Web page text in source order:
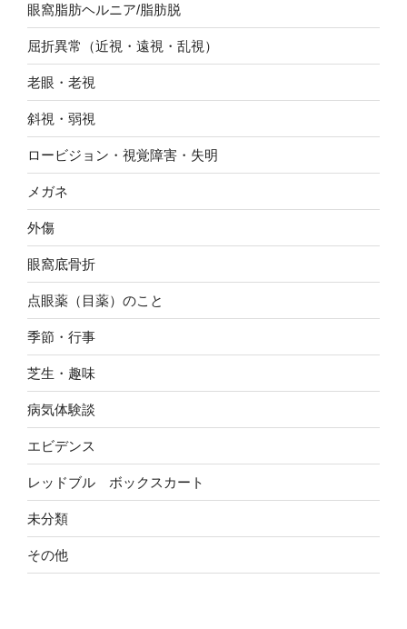
眼窩脂肪ヘルニア/脂肪脱
屈折異常（近視・遠視・乱視）
老眼・老視
斜視・弱視
ロービジョン・視覚障害・失明
メガネ
外傷
眼窩底骨折
点眼薬（目薬）のこと
季節・行事
芝生・趣味
病気体験談
エビデンス
レッドブル ボックスカート
未分類
その他